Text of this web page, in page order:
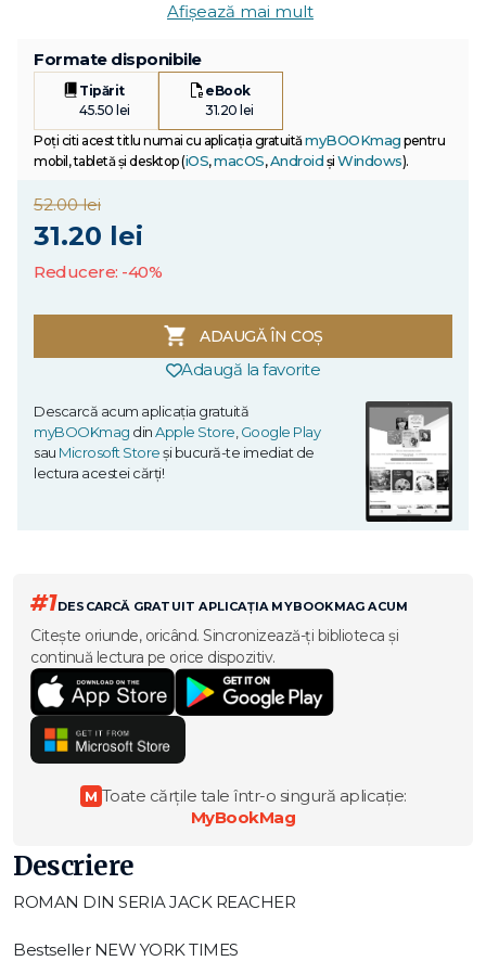
Afișează mai mult
Formate disponibile
Tipărit
45.50 lei
eBook
31.20 lei
Poți citi acest titlu numai cu aplicația gratuitămyBOOKmag pentru
mobil, tabletă și desktop (iOS,macOS,Android și Windows).
52.00 lei
31.20 lei
Reducere: -40%
ADAUGĂ ÎN COȘ
Adaugă la favorite
Descarcă acum aplicația gratuită
myBOOKmag dinApple Store,Google Play
sau Microsoft Storeși bucură-te imediat de
lectura acestei cărți!
#1DESCARCĂ GRATUIT APLICAȚIA MYBOOKMAG ACUM
Citește oriunde, oricând. Sincronizează-ți biblioteca și
continuă lectura pe orice dispozitiv.
M Toate cărțile tale într-o singură aplicație:
MyBookMag
Descriere
ROMAN DIN SERIA JACK REACHER
Bestseller NEW YORK TIMES